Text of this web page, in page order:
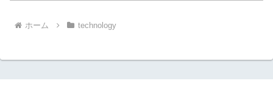
ホーム technology